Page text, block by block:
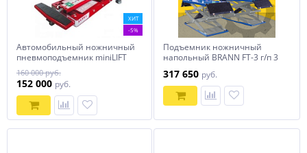
ХИТ
-5%
Автомобильный ножничный
пневмоподъемник miniLIFT
AE100.1 CLASSIC
160 000 руб.
152 000 руб.
Подъемник ножничный
напольный BRANN FT-3 г/п 3
317 650 руб.